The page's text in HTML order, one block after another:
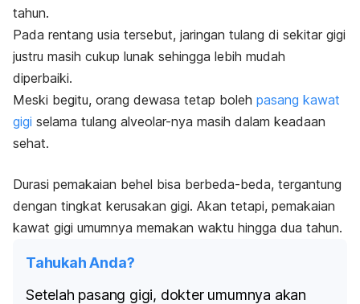
tahun.
Pada rentang usia tersebut, jaringan tulang di sekitar gigi
justru masih cukup lunak sehingga lebih mudah
diperbaiki.
Meski begitu, orang dewasa tetap boleh pasang kawat
gigi selama tulang alveolar-nya masih dalam keadaan
sehat.
Durasi pemakaian behel bisa berbeda-beda, tergantung
dengan tingkat kerusakan gigi. Akan tetapi, pemakaian
kawat gigi umumnya memakan waktu hingga dua tahun.
Tahukah Anda?
Setelah pasang gigi, dokter umumnya akan